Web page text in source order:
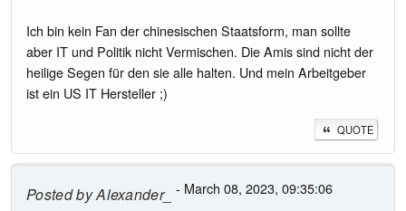
Ich bin kein Fan der chinesischen Staatsform, man sollte
aber IT und Politik nicht Vermischen. Die Amis sind nicht der
heilige Segen für den sie alle halten. Und mein Arbeitgeber
ist ein US IT Hersteller ;)
QUOTE
Posted byAlexander_ - March 08, 2023, 09:35:06